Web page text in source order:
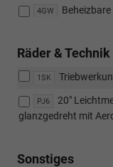
4GW
Räder & Technik
1SK
PJ6
20"
glanzgedreht mit
Sonstiges